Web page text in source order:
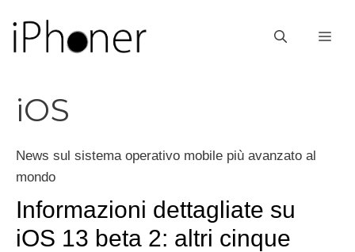
contenuto
iOS
News sul sistema operativo mobile più avanzato al
mondo
Informazioni dettagliate su
iOS 13 beta 2: altri cinque